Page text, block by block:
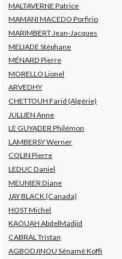
MALTAVERNE Patrice
MAMANI MACEDO Porfirio
MARIMBERT Jean-Jacques
MELIADE Stéphane
MÉNARD Pierre
MORELLO Lionel
ARVEDHY
CHETTOUH Farid (Algérie)
JULLIEN Anne
LE GUYADER Philémon
LAMBERSY Werner
COLIN Pierre
LEDUC Daniel
MEUNIER Diane
JAY BLACK (Canada)
HOST Michel
KAOUAH AbdelMadjid
CABRAL Tristan
AGBODJINOU Sénamé Koffi